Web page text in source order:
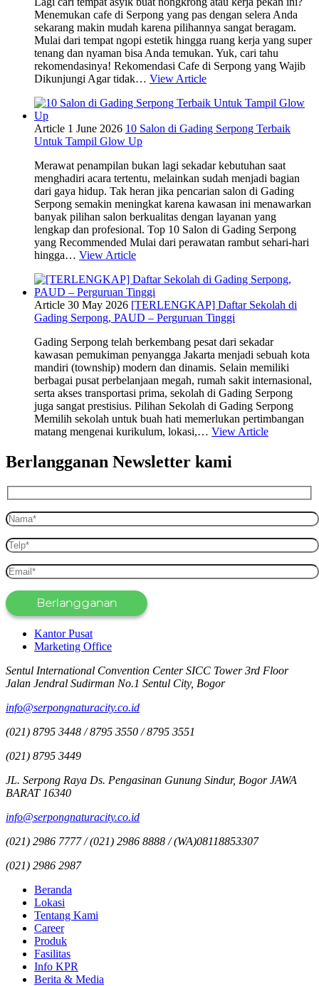
Menemukan cafe di Serpong yang pas dengan selera Anda
sekarang makin mudah karena pilihannya sangat beragam.
Mulai dari tempat ngopi estetik hingga ruang kerja yang super
tenang dan nyaman bisa Anda temukan. Yuk, cari tahu
rekomendasinya! Rekomendasi Cafe di Serpong yang Wajib
Dikunjungi Agar tidak… View Article
Article 1 June 2026 10 Salon di Gading Serpong Terbaik
Untuk Tampil Glow Up
Merawat penampilan bukan lagi sekadar kebutuhan saat
menghadiri acara tertentu, melainkan sudah menjadi bagian
dari gaya hidup. Tak heran jika pencarian salon di Gading
Serpong semakin meningkat karena kawasan ini menawarkan
banyak pilihan salon berkualitas dengan layanan yang
lengkap dan profesional. Top 10 Salon di Gading Serpong
yang Recommended Mulai dari perawatan rambut sehari-hari
hingga… View Article
Article 30 May 2026 [TERLENGKAP] Daftar Sekolah di
Gading Serpong, PAUD – Perguruan Tinggi
Gading Serpong telah berkembang pesat dari sekadar
kawasan pemukiman penyangga Jakarta menjadi sebuah kota
mandiri (township) modern dan dinamis. Selain memiliki
berbagai pusat perbelanjaan megah, rumah sakit internasional,
serta akses transportasi prima, sekolah di Gading Serpong
juga sangat prestisius. Pilihan Sekolah di Gading Serpong
Memilih sekolah untuk buah hati memerlukan pertimbangan
matang mengenai kurikulum, lokasi,… View Article
Berlangganan Newsletter kami
Kantor Pusat
Marketing Office
Sentul International Convention Center SICC Tower 3rd Floor
Jalan Jendral Sudirman No.1 Sentul City, Bogor
info@serpongnaturacity.co.id
(021) 8795 3448 / 8795 3550 / 8795 3551
(021) 8795 3449
JL. Serpong Raya Ds. Pengasinan Gunung Sindur, Bogor JAWA
BARAT 16340
info@serpongnaturacity.co.id
(021) 2986 7777 / (021) 2986 8888 / (WA)08118853307
(021) 2986 2987
Beranda
Lokasi
Tentang Kami
Career
Produk
Fasilitas
Info KPR
Berita & Media